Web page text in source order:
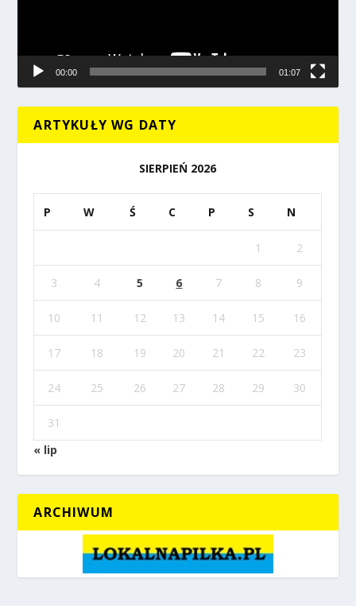
00:00 01:07
ARTYKUŁY WG DATY
SIERPIEŃ 2026
P W Ś C P S N
1 2
3 4 5 6 7 8 9
10 11 12 13 14 15 16
17 18 19 20 21 22 23
24 25 26 27 28 29 30
31
« lip
ARCHIWUM